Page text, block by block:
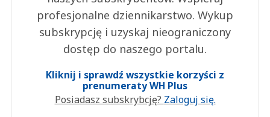
profesjonalne dziennikarstwo. Wykup
subskrypcję i uzyskaj nieograniczony
dostęp do naszego portalu.
Kliknij i sprawdź wszystkie korzyści z
prenumeraty WH Plus
Posiadasz subskrybcję? Zaloguj się.